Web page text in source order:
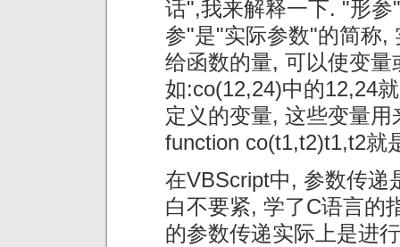
话",我来解释一下. "形
参"是"实际参数"的简称,
给函数的量, 可以使变
如:co(12,24)中的12,24
定义的变量, 这些变量
function co(t1,t2)t1,t2就
在VBScript中, 参数传递
白不要紧, 学了C语言的
的参数传递实际上是进